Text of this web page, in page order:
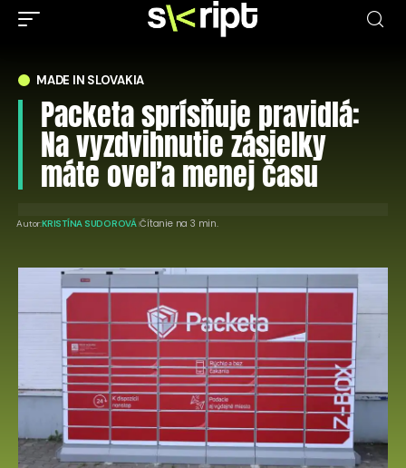
MADE IN SLOVAKIA
Packeta sprísňuje pravidlá:
Na vyzdvihnutie zásielky
máte oveľa menej času
Autor:KRISTÍNA SUDOROVÁ Čítanie na 3 min.